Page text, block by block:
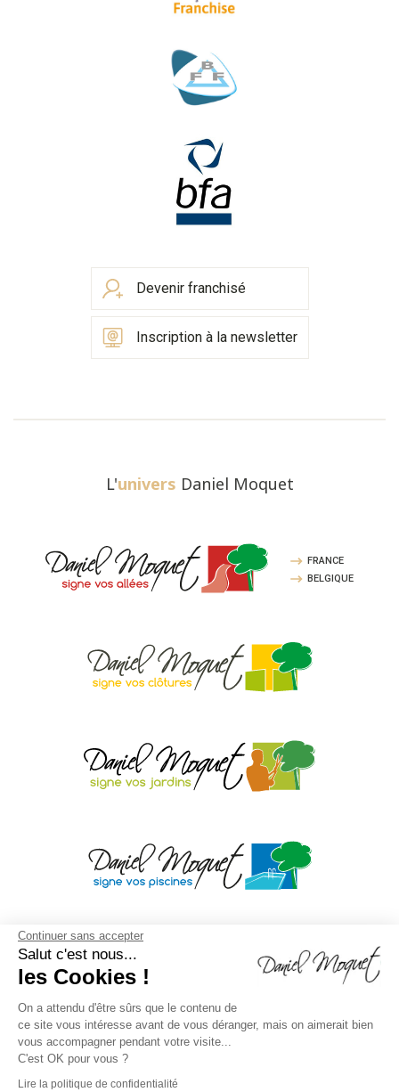
Continuer sans accepter
Salut c'est nous...
les Cookies !
On a attendu d'être sûrs que le contenu de
ce site vous intéresse avant de vous déranger, mais on aimerait bien
vous accompagner pendant votre visite...
C'est OK pour vous ?
Lire la politique de confidentialité
Devenir franchisé
Inscription à la newsletter
L'univers Daniel Moquet
FRANCE
BELGIQUE